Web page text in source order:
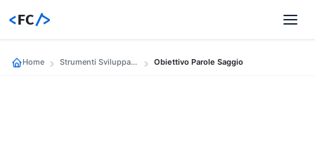
<FC/>
Home Strumenti Sviluppatori Obiettivo Parole Saggio